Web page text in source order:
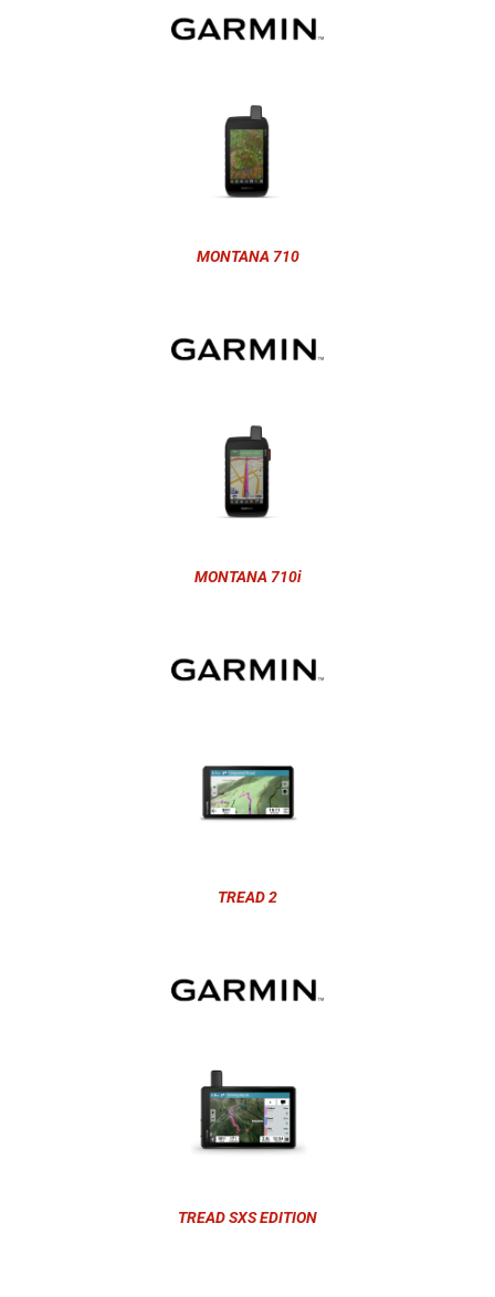
MONTANA 710
MONTANA 710i
TREAD 2
TREAD SXS EDITION